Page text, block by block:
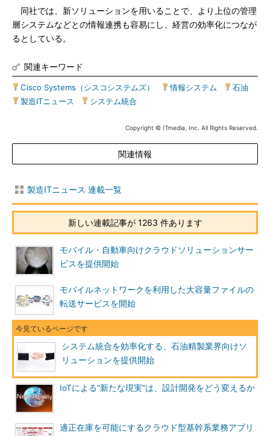
同社では、新ソリューションを用いることで、より上位の管理
層システムなどとの情報連携も容易にし、経営の効率化につなが
るとしている。
関連キーワード
Cisco Systems（シスコシステムズ） 情報システム 石油
製造ITニュース
システム統合
Copyright © ITmedia, Inc. All Rights Reserved.
関連情報
製造ITニュース 連載一覧
新しい連載記事が 1263 件あります
モバイル・自動車向けクラウドソリューションサー
ビスを提供開始
モバイルネットワークを利用した大容量ファイルの
転送サービスを開始
システム統合を効率化する、石油精製業界向けソ
リューションを提供開始
IoTによる“新たな現実”は、設計開発をどう変えるか
適正在庫を可能にするクラウド型基幹系業務アプリ